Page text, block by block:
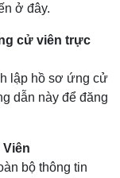
ở đây.
cử viên trực
lập hồ sơ ứng cử
dẫn này để đăng
bộ thông tin